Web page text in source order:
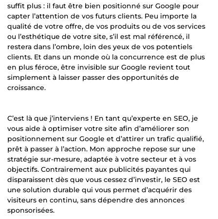
suffit plus : il faut être bien positionné sur Google pour
capter l’attention de vos futurs clients. Peu importe la
qualité de votre offre, de vos produits ou de vos services
ou l’esthétique de votre site, s’il est mal référencé, il
restera dans l’ombre, loin des yeux de vos potentiels
clients. Et dans un monde où la concurrence est de plus
en plus féroce, être invisible sur Google revient tout
simplement à laisser passer des opportunités de
croissance.
C’est là que j’interviens ! En tant qu’experte en SEO, je
vous aide à optimiser votre site afin d’améliorer son
positionnement sur Google et d’attirer un trafic qualifié,
prêt à passer à l’action. Mon approche repose sur une
stratégie sur-mesure, adaptée à votre secteur et à vos
objectifs. Contrairement aux publicités payantes qui
disparaissent dès que vous cessez d’investir, le SEO est
une solution durable qui vous permet d’acquérir des
visiteurs en continu, sans dépendre des annonces
sponsorisées.